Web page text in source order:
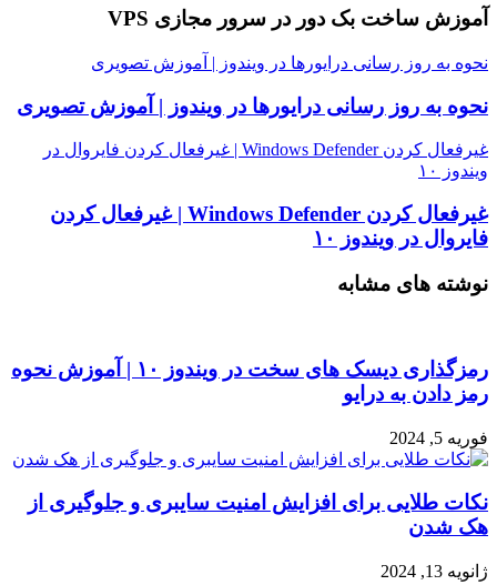
آموزش ساخت بک دور در سرور مجازی VPS
نحوه به روز رسانی درایورها در ویندوز | آموزش تصویری
نحوه به روز رسانی درایورها در ویندوز | آموزش تصویری
غیرفعال کردن Windows Defender | غیرفعال کردن فایروال در
ویندوز ۱۰
غیرفعال کردن Windows Defender | غیرفعال کردن
فایروال در ویندوز ۱۰
نوشته های مشابه
رمزگذاری دیسک های سخت در ویندوز ۱۰ | آموزش نحوه
رمز دادن به درایو
فوریه 5, 2024
نکات طلایی برای افزایش امنیت سایبری و جلوگیری از
هک شدن
ژانویه 13, 2024